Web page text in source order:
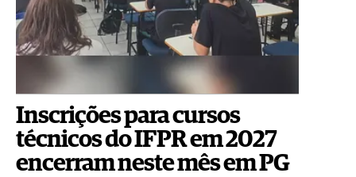
Inscrições para cursos
técnicos do IFPR em 2027
encerram neste mês em PG